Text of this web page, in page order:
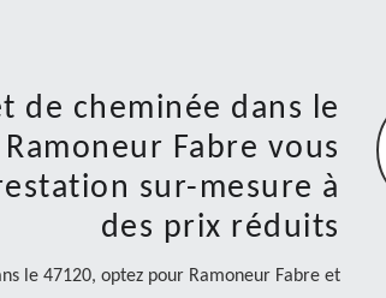
de cheminée dans le
Fabre vous
sur-mesure à
des prix réduits
le 47120, optez pour Ramoneur Fabre et